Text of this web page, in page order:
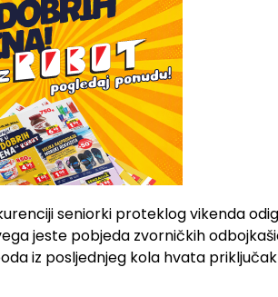
seniorki proteklog vikenda
jeste pobjeda zvorničkih
iz posljednjeg kola hvata